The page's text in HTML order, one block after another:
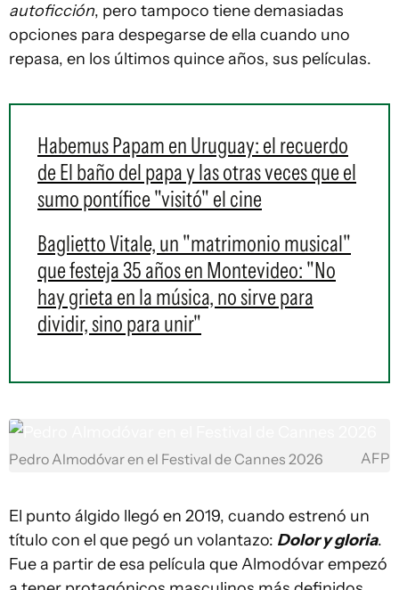
autoficción, pero tampoco tiene demasiadas
opciones para despegarse de ella cuando uno
repasa, en los últimos quince años, sus películas.
Habemus Papam en Uruguay: el recuerdo
de El baño del papa y las otras veces que el
sumo pontífice "visitó" el cine
Baglietto Vitale, un "matrimonio musical"
que festeja 35 años en Montevideo: "No
hay grieta en la música, no sirve para
dividir, sino para unir"
Pedro Almodóvar en el Festival de Cannes 2026 AFP
El punto álgido llegó en 2019, cuando estrenó un
título con el que pegó un volantazo: Dolor y gloria.
Fue a partir de esa película que Almodóvar empezó